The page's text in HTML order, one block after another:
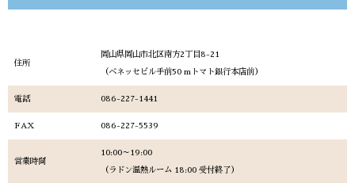
住所
岡山県岡山市北区南方2丁目8-21
（ベネッセビル手前50 mトマト銀行本店前）
電話 086-227-1441
FAX 086-227-5539
営業時間
10:00～19:00
（ラドン温熱ルーム 18:00 受付終了）